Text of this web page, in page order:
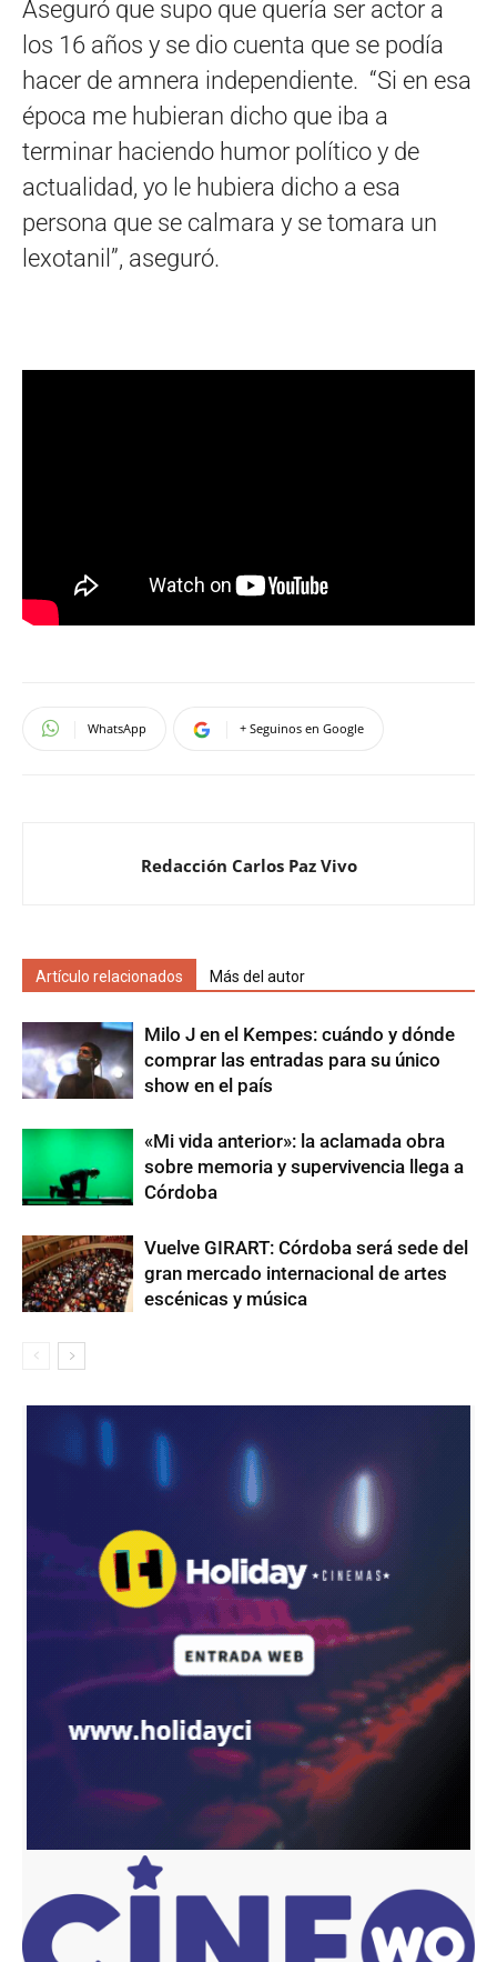
Aseguró que supo que quería ser actor a
los 16 años y se dio cuenta que se podía
hacer de amnera independiente. “Si en esa
época me hubieran dicho que iba a
terminar haciendo humor político y de
actualidad, yo le hubiera dicho a esa
persona que se calmara y se tomara un
lexotanil”, aseguró.
WhatsApp + Seguinos en Google
Redacción Carlos Paz Vivo
Artículo relacionados Más del autor
Milo J en el Kempes: cuándo y dónde
comprar las entradas para su único
show en el país
«Mi vida anterior»: la aclamada obra
sobre memoria y supervivencia llega a
Córdoba
Vuelve GIRART: Córdoba será sede del
gran mercado internacional de artes
escénicas y música